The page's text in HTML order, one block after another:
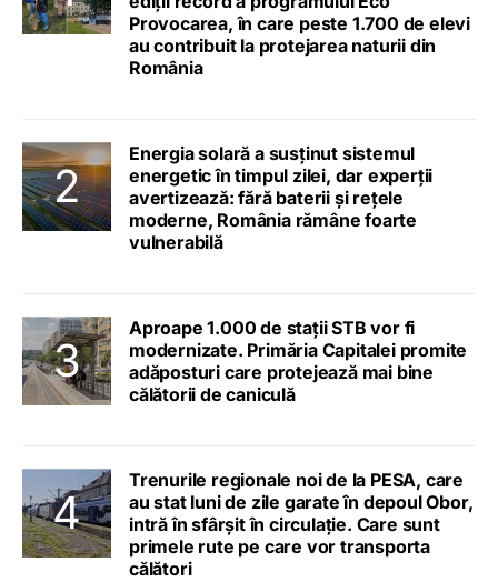
Provocarea, în care peste 1.700 de elevi
au contribuit la protejarea naturii din
România
Energia solară a susținut sistemul
energetic în timpul zilei, dar experții
avertizează: fără baterii și rețele
moderne, România rămâne foarte
vulnerabilă
Aproape 1.000 de stații STB vor fi
modernizate. Primăria Capitalei promite
adăposturi care protejează mai bine
călătorii de caniculă
Trenurile regionale noi de la PESA, care
au stat luni de zile garate în depoul Obor,
intră în sfârșit în circulație. Care sunt
primele rute pe care vor transporta
călători